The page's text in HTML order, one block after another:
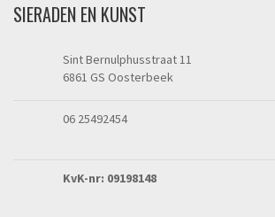
SIERADEN EN KUNST
Sint Bernulphusstraat 11
6861 GS Oosterbeek
06 25492454
KvK-nr: 09198148